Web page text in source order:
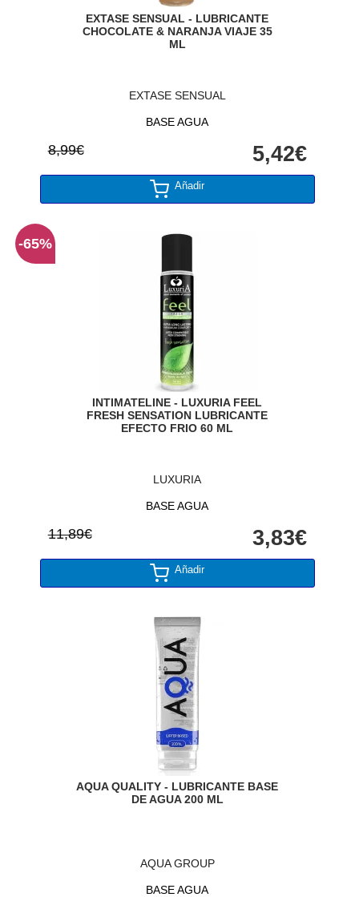
EXTASE SENSUAL - LUBRICANTE
CHOCOLATE & NARANJA VIAJE 35
ML
EXTASE SENSUAL
BASE AGUA
8,99€ 5,42€
Añadir
INTIMATELINE - LUXURIA FEEL
FRESH SENSATION LUBRICANTE
EFECTO FRIO 60 ML
LUXURIA
BASE AGUA
11,89€ 3,83€
Añadir
-65%
AQUA QUALITY - LUBRICANTE BASE
DE AGUA 200 ML
AQUA GROUP
BASE AGUA